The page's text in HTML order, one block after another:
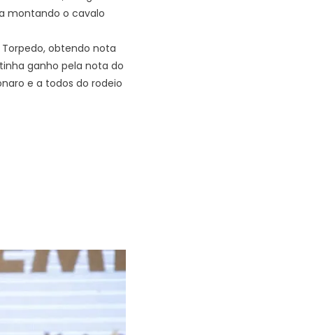
montando o cavalo
obtendo nota
ganho pela nota do
e a todos do rodeio